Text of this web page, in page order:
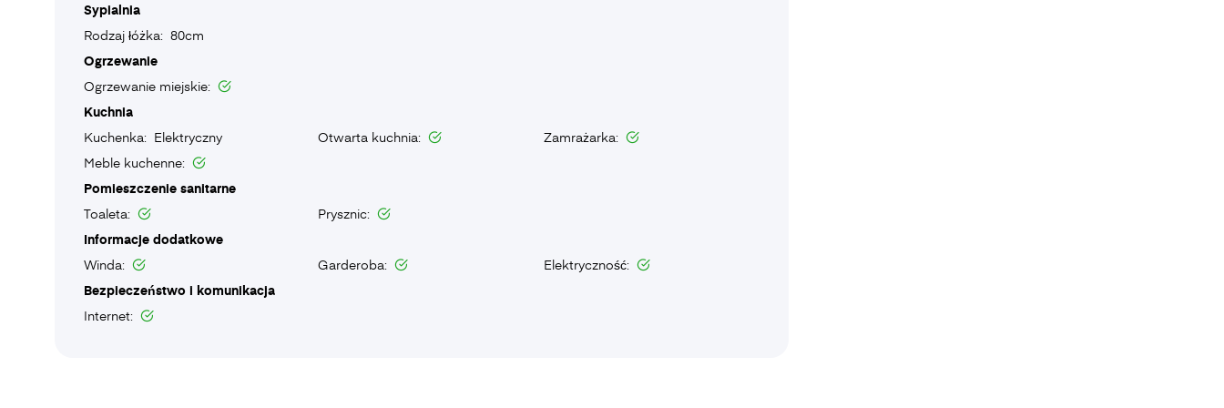
Sypialnia
Rodzaj łóżka: 80cm
Ogrzewanie
Ogrzewanie miejskie:
Kuchnia
Kuchenka: Elektryczny
Otwarta kuchnia:
Zamrażarka:
Meble kuchenne:
Pomieszczenie sanitarne
Toaleta:
Prysznic:
Informacje dodatkowe
Winda:
Garderoba:
Elektryczność:
Bezpieczeństwo i komunikacja
Internet: